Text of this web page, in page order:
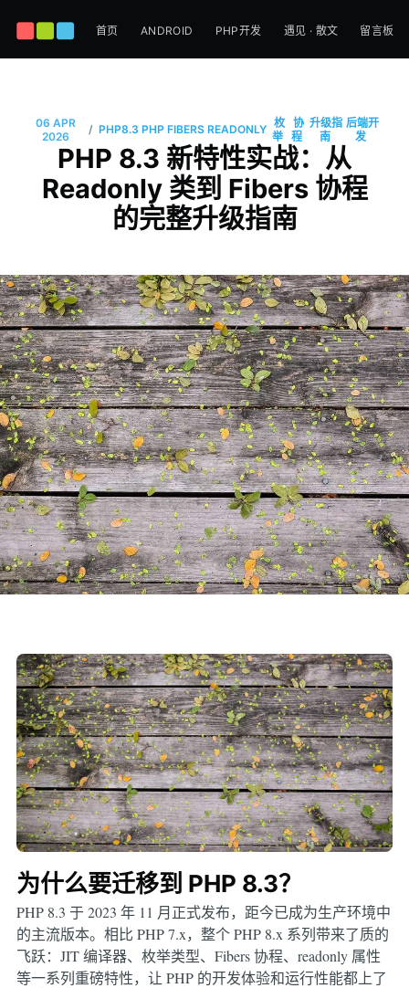
首页 ANDROID PHP开发 遇见 · 散文 留言板
06 APR
2026
/ PHP8.3PHPFIBERSREADONLY 枚
举
协
程
升级指
南
后端开
发
PHP 8.3 新特性实战：从
Readonly 类到 Fibers 协程
的完整升级指南
为什么要迁移到 PHP 8.3？
PHP 8.3 于 2023 年 11 月正式发布，距今已成为生产环境中
的主流版本。相比 PHP 7.x，整个 PHP 8.x 系列带来了质的
飞跃：JIT 编译器、枚举类型、Fibers 协程、readonly 属性
等一系列重磅特性，让 PHP 的开发体验和运行性能都上了